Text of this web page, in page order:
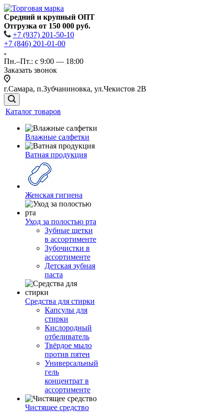
Средний и крупный ОПТ
Отгрузка от 150 000 руб.
+7 (937) 201-50-10
+7 (846) 201-01-00
Пн.–Пт.: с 9:00 — 18:00
Заказать звонок
г.Самара, п.Зубчаниновка, ул.Чекистов 2В
Каталог товаров
Влажные салфетки
Ватная продукция
Женская гигиена
Уход за полостью рта
Зубные щетки
в ассортименте
Зубочистки в
ассортименте
Детская зубная
паста
Средства для стирки
Капсулы для
стирки
Кислородный
отбеливатель
Твёрдое мыло
против пятен
Универсальный
гель
концентрат в
ассортименте
Чистящее средство